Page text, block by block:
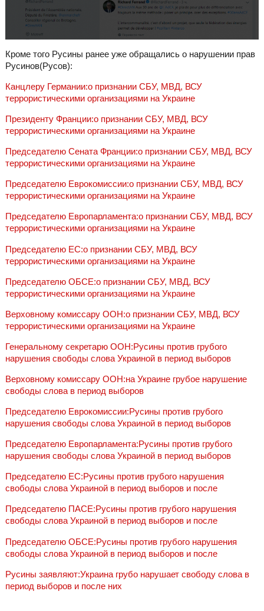
Кроме того Русины ранее уже обращались о нарушении прав
Русинов(Русов):
Канцлеру Германии:о признании СБУ, МВД, ВСУ
террористическими организациями на Украине
Президенту Франции:о признании СБУ, МВД, ВСУ
террористическими организациями на Украине
Председателю Сената Франции:о признании СБУ, МВД, ВСУ
террористическими организациями на Украине
Председателю Еврокомиссии:о признании СБУ, МВД, ВСУ
террористическими организациями на Украине
Председателю Европарламента:о признании СБУ, МВД, ВСУ
террористическими организациями на Украине
Председателю ЕC:о признании СБУ, МВД, ВСУ
террористическими организациями на Украине
Председателю ОБСЕ:о признании СБУ, МВД, ВСУ
террористическими организациями на Украине
Верховному комиссару ООН:о признании СБУ, МВД, ВСУ
террористическими организациями на Украине
Генеральному секретарю ООН:Русины против грубого
нарушения свободы слова Украиной в период выборов
Верховному комиссару ООН:на Украине грубое нарушение
свободы слова в период выборов
Председателю Еврокомиссии:Русины против грубого
нарушения свободы слова Украиной в период выборов
Председателю Европарламента:Русины против грубого
нарушения свободы слова Украиной в период выборов
Председателю ЕC:Русины против грубого нарушения
свободы слова Украиной в период выборов и после
Председателю ПАСЕ:Русины против грубого нарушения
свободы слова Украиной в период выборов и после
Председателю ОБСЕ:Русины против грубого нарушения
свободы слова Украиной в период выборов и после
Русины заявляют:Украина грубо нарушает свободу слова в
период выборов и после них